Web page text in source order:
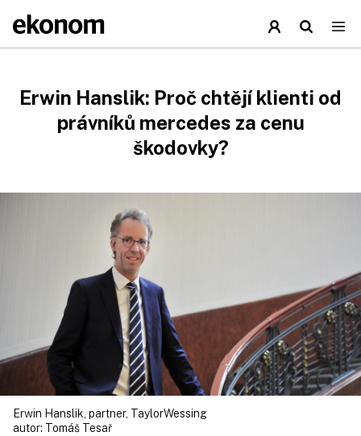
Erwin Hanslik: Proč chtějí klienti od
právníků mercedes za cenu
škodovky?
Erwin Hanslik, partner, TaylorWessing
autor: Tomáš Tesař